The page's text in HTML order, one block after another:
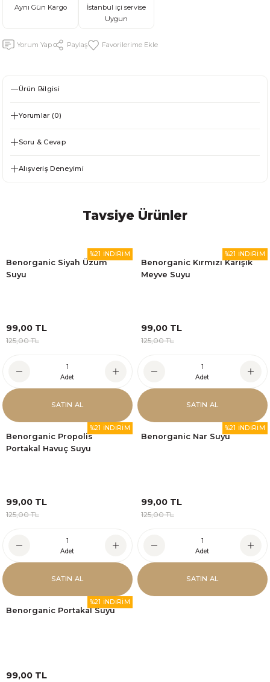
Aynı Gün Kargo
İstanbul içi servise
Uygun
Yorum Yap Paylaş
Ürün Bilgisi
Yorumlar (0)
Soru & Cevap
Alışveriş Deneyimi
Tavsiye Ürünler
%21 İNDİRİM
Benorganic Siyah Üzüm
Suyu
99,00 TL
125,00 TL
Adet
SATIN AL
%21 İNDİRİM
Benorganic Kırmızı Karışık
Meyve Suyu
99,00 TL
125,00 TL
Adet
SATIN AL
%21 İNDİRİM
Benorganic Propolis
Portakal Havuç Suyu
99,00 TL
125,00 TL
Adet
SATIN AL
%21 İNDİRİM
Benorganic Nar Suyu
99,00 TL
125,00 TL
Adet
SATIN AL
%21 İNDİRİM
Benorganic Portakal Suyu
99,00 TL